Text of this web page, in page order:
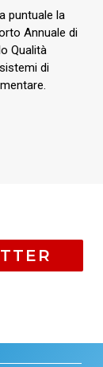
puntuale la
Annuale di
Qualità
di